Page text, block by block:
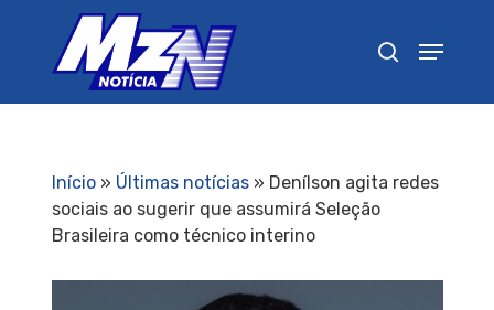
Início» Últimas notícias» Denílson agita redes
sociais ao sugerir que assumirá Seleção
Brasileira como técnico interino